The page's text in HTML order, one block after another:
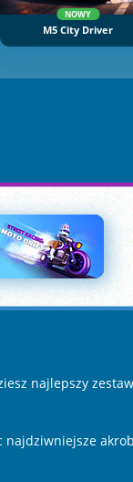
NOWY
M5 City Driver
najlepszy